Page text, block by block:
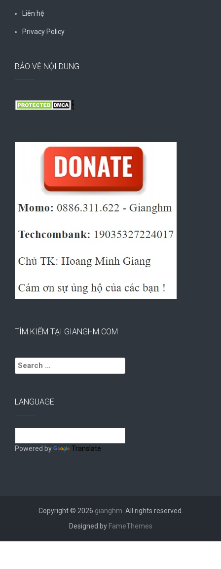
Liên hệ
Privacy Policy
BẢO VỆ NỘI DUNG
TÌM KIẾM TẠI GIANGHM.COM
Search
for:
LANGUAGE
Powered by Translate
Copyright © 2026 gianghm. All rights reserved.
Designed by FameThemes